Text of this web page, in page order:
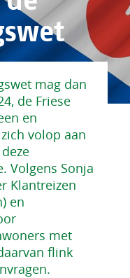
mag dan
de Friese
en
volop aan
Volgens Sonja
Klantreizen
en
met
flink